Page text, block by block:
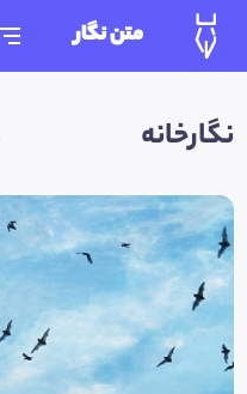
متن نگار
نگارخانه